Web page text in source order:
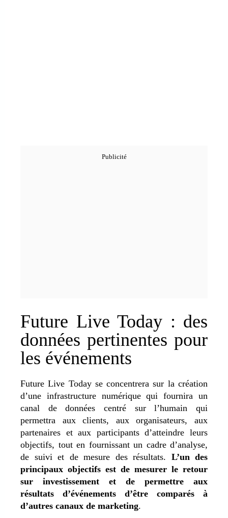
Future Live Today : des
données pertinentes pour
les événements
Future Live Today se concentrera sur la création
d’une infrastructure numérique qui fournira un
canal de données centré sur l’humain qui
permettra aux clients, aux organisateurs, aux
partenaires et aux participants d’atteindre leurs
objectifs, tout en fournissant un cadre d’analyse,
de suivi et de mesure des résultats. L’un des
principaux objectifs est de mesurer le retour
sur investissement et de permettre aux
résultats d’événements d’être comparés à
d’autres canaux de marketing.